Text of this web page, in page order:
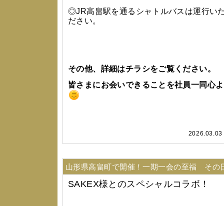
◎JR高畠駅を通るシャトルバスは運行い
ださい。
その他、詳細はチラシをご覧ください。
皆さまにお会いできることを社員一同心
2026.03.03
山形県高畠町で開催！一期一会の至福 その
SAKEX様とのスペシャルコラボ！